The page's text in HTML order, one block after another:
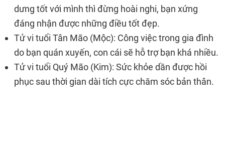
dưng tốt với mình thì đừng hoài nghi, bạn xứng
đáng nhận được những điều tốt đẹp.
Tử vi tuổi Tân Mão (Mộc): Công việc trong gia đình
do bạn quán xuyến, con cái sẽ hỗ trợ bạn khá nhiều.
Tử vi tuổi Quý Mão (Kim): Sức khỏe dần được hồi
phục sau thời gian dài tích cực chăm sóc bản thân.